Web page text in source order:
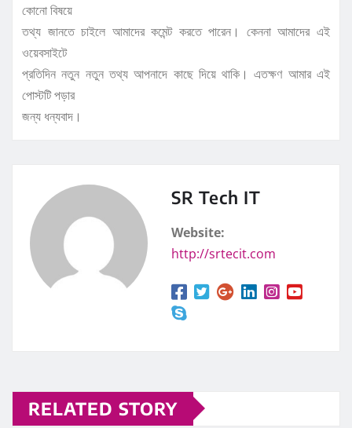
কোনো বিষয়ে
তথ্য জানতে চাইলে আমাদের কমেন্ট করতে পারেন। কেননা আমাদের এই
ওয়েবসাইটে
প্রতিদিন নতুন নতুন তথ্য আপনাদে কাছে দিয়ে থাকি। এতক্ষণ আমার এই
পোস্টটি পড়ার
জন্য ধন্যবাদ।
SR Tech IT
Website:
http://srtecit.com
RELATED STORY